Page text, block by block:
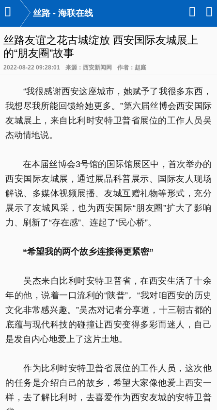
 丝路 - 海联在线 󰃙 󰆉
丝路友谊之花古城绽放 西安国际友城展上
的“朋友圈”故事
2022-08-22 09:28:01 来源：西安新闻网 作者：赵庭
“我很感谢西安这座城市，她赋予了我很多东西，
我想尽我所能回馈给她更多。”第六届丝博会西安国际
友城展上，来自比利时安特卫普省展位的工作人员吴
杰动情地说。
在本届丝博会3号馆的国际馆展区中，首次举办的
西安国际友城展，通过展品科普展示、国际友人现场
解说、多媒体视频展播、友城互赠礼物等形式，充分
展示了友城风采，也为西安国际“朋友圈”扩大了影响
力、刷新了“存在感”、连起了“民心桥”。
“希望我的两个故乡连接得更紧密”
吴杰来自比利时安特卫普省，在西安生活了十余
年的他，说着一口流利的“陕普”。“我对咱西安的历史
文化非常感兴趣。”吴杰对记者分享道，十三朝古都的
底蕴与现代科技的碰撞让西安变得多彩而迷人，自己
是发自内心地爱上了这片土地。
作为比利时安特卫普省展位的工作人员，这次他
的任务是介绍自己的故乡，希望大家像他爱上西安一
样，去了解比利时，去喜爱作为西安友城的安特卫普